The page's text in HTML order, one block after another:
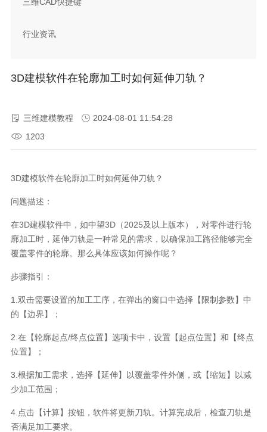
行业资讯
3D建模软件在轮廓加工时如何延伸刀轨？
三维建模教程
2024-08-01 11:54:28
1203
3D建模软件在轮廓加工时如何延伸刀轨？
问题描述：
在3D建模软件中，如中望3D（2025及以上版本），对零件进行轮
廓加工时，延伸刀轨是一种常见的需求，以确保加工路径能够完全
覆盖零件的轮廓。那么具体应该如何操作呢？
步骤指引：
1. 双击需要设置的加工工序，在弹出的窗口中选择【限制参数】中
的【边界】；
2. 在【轮廓起点/终点位置】选项卡中，设置【起点位置】和【终点
位置】；
3. 根据加工需求，选择【延伸】以覆盖零件外侧，或【缩短】以减
少加工范围；
4. 点击【计算】按钮，软件将更新刀轨。计算完成后，检查刀轨是
否满足加工要求。